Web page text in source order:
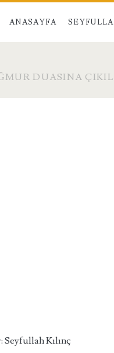
ANASAYFA
DUASINA
Seyfullah Kılınç